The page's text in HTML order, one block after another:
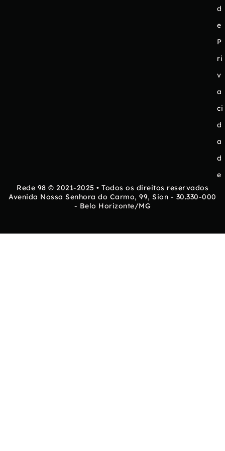
d
e
P
ri
v
a
ci
d
a
d
e
Rede 98 © 2021-2025 • Todos os direitos reservados
Avenida Nossa Senhora do Carmo, 99, Sion - 30.330-000
- Belo Horizonte/MG